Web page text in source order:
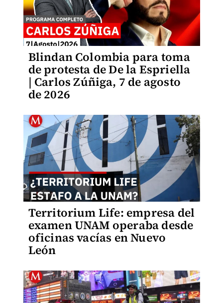
Blindan Colombia para toma
de protesta de De la Espriella
| Carlos Zúñiga, 7 de agosto
de 2026
Territorium Life: empresa del
examen UNAM operaba desde
oficinas vacías en Nuevo
León